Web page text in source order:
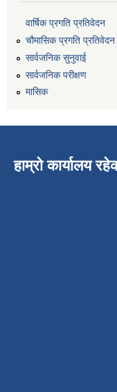
वार्षिक प्रगति प्रतिवेदन
चौमासिक प्रगति प्रतिवेदन
सार्वजनिक सुनुवाई
सार्वजनिक परीक्षण
मासिक
हाम्रो कार्यालय